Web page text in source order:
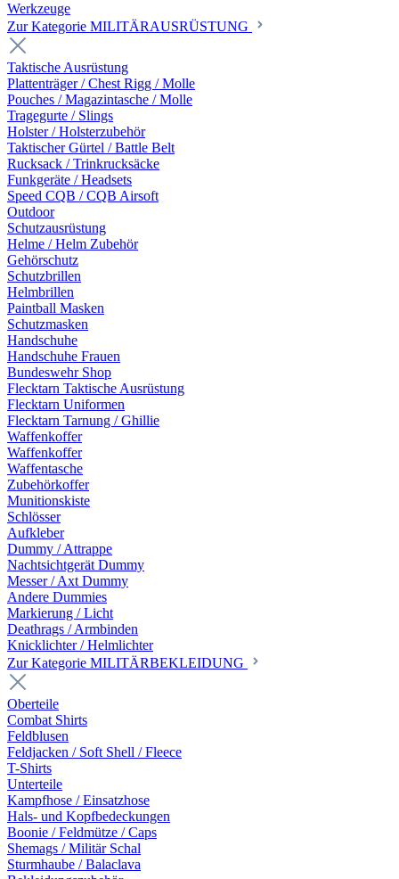
Werkzeuge
Zur Kategorie MILITÄRAUSRÜSTUNG
Taktische Ausrüstung
Plattenträger / Chest Rigg / Molle
Pouches / Magazintasche / Molle
Tragegurte / Slings
Holster / Holsterzubehör
Taktischer Gürtel / Battle Belt
Rucksack / Trinkrucksäcke
Funkgeräte / Headsets
Speed CQB / CQB Airsoft
Outdoor
Schutzausrüstung
Helme / Helm Zubehör
Gehörschutz
Schutzbrillen
Helmbrillen
Paintball Masken
Schutzmasken
Handschuhe
Handschuhe Frauen
Bundeswehr Shop
Flecktarn Taktische Ausrüstung
Flecktarn Uniformen
Flecktarn Tarnung / Ghillie
Waffenkoffer
Waffenkoffer
Waffentasche
Zubehörkoffer
Munitionskiste
Schlösser
Aufkleber
Dummy / Attrappe
Nachtsichtgerät Dummy
Messer / Axt Dummy
Andere Dummies
Markierung / Licht
Deathrags / Armbinden
Knicklichter / Helmlichter
Zur Kategorie MILITÄRBEKLEIDUNG
Oberteile
Combat Shirts
Feldblusen
Feldjacken / Soft Shell / Fleece
T-Shirts
Unterteile
Kampfhose / Einsatzhose
Hals- und Kopfbedeckungen
Boonie / Feldmütze / Caps
Shemags / Militär Schal
Sturmhaube / Balaclava